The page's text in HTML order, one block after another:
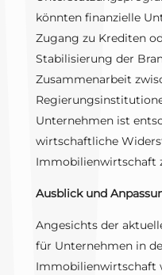
könnten finanzielle
Zugang zu Krediten
Stabilisierung der
Zusammenarbeit
Unternehmen ist
wirtschaftliche
Immobilienwirtschaft
Ausblick und
Angesichts der
für Unternehmen in
Immobilienwirtschaft